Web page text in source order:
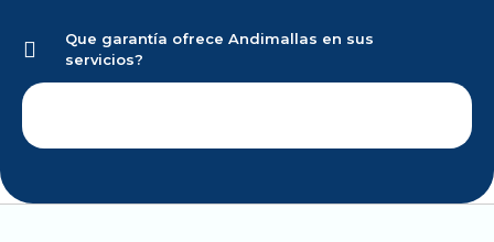
Que garantía ofrece Andimallas en sus
servicios?